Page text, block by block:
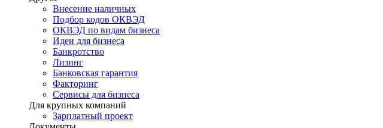
Внесение наличных
Подбор кодов ОКВЭД
ОКВЭД по видам бизнеса
Идеи для бизнеса
Банкротство
Лизинг
Банковская гарантия
Факторинг
Сервисы для бизнеса
Для крупных компаний
Зарплатный проект